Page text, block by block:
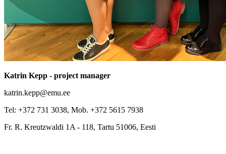
Katrin Kepp - project manager
katrin.kepp@emu.ee
Tel: +372 731 3038, Mob. +372 5615 7938
Fr. R. Kreutzwaldi 1A - 118, Tartu 51006, Eesti